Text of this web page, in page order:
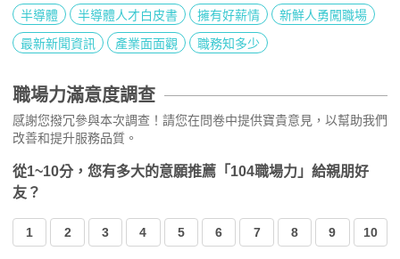
半導體 半導體人才白皮書 擁有好薪情
新鮮人勇闖職場
最新新聞資訊
產業面面觀 職務知多少
職場力滿意度調查
感謝您撥冗參與本次調查！請您在問卷中提供寶貴意見，以幫助我們
改善和提升服務品質。
從1~10分，您有多大的意願推薦「104職場力」給親朋好
友？
1 2 3 4 5 6 7 8 9 10